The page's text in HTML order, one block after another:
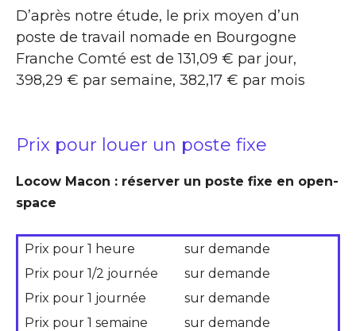
D’après notre étude, le prix moyen d’un
poste de travail nomade en Bourgogne
Franche Comté est de 131,09 € par jour,
398,29 € par semaine, 382,17 € par mois
Prix pour louer un poste fixe
Locow Macon : réserver un poste fixe en open-
space
Prix pour 1 heure
sur demande
Prix pour 1/2 journée
sur demande
Prix pour 1 journée
sur demande
Prix pour 1 semaine
sur demande